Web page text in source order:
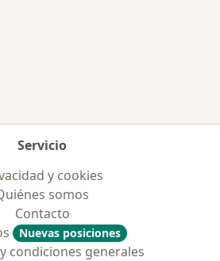
Servicio
y cookies
somos
Contacto
Nuevas posiciones
condiciones generales